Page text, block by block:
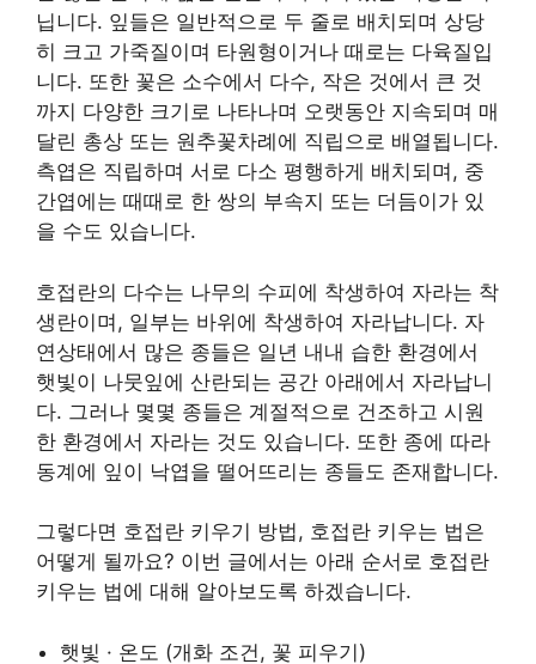
닙니다. 잎들은 일반적으로 두 줄로 배치되며 상당
히 크고 가죽질이며 타원형이거나 때로는 다육질입
니다. 또한 꽃은 소수에서 다수, 작은 것에서 큰 것
까지 다양한 크기로 나타나며 오랫동안 지속되며 매
달린 총상 또는 원추꽃차례에 직립으로 배열됩니다.
측엽은 직립하며 서로 다소 평행하게 배치되며, 중
간엽에는 때때로 한 쌍의 부속지 또는 더듬이가 있
을 수도 있습니다.
호접란의 다수는 나무의 수피에 착생하여 자라는 착
생란이며, 일부는 바위에 착생하여 자라납니다. 자
연상태에서 많은 종들은 일년 내내 습한 환경에서
햇빛이 나뭇잎에 산란되는 공간 아래에서 자라납니
다. 그러나 몇몇 종들은 계절적으로 건조하고 시원
한 환경에서 자라는 것도 있습니다. 또한 종에 따라
동계에 잎이 낙엽을 떨어뜨리는 종들도 존재합니다.
그렇다면 호접란 키우기 방법, 호접란 키우는 법은
어떻게 될까요? 이번 글에서는 아래 순서로 호접란
키우는 법에 대해 알아보도록 하겠습니다.
햇빛 · 온도 (개화 조건, 꽃 피우기)